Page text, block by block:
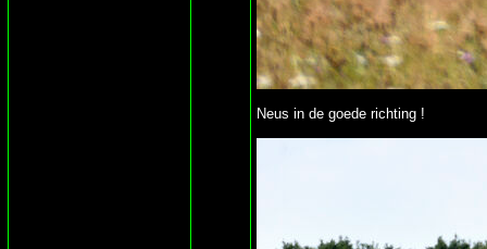
Neus in de goede richting !